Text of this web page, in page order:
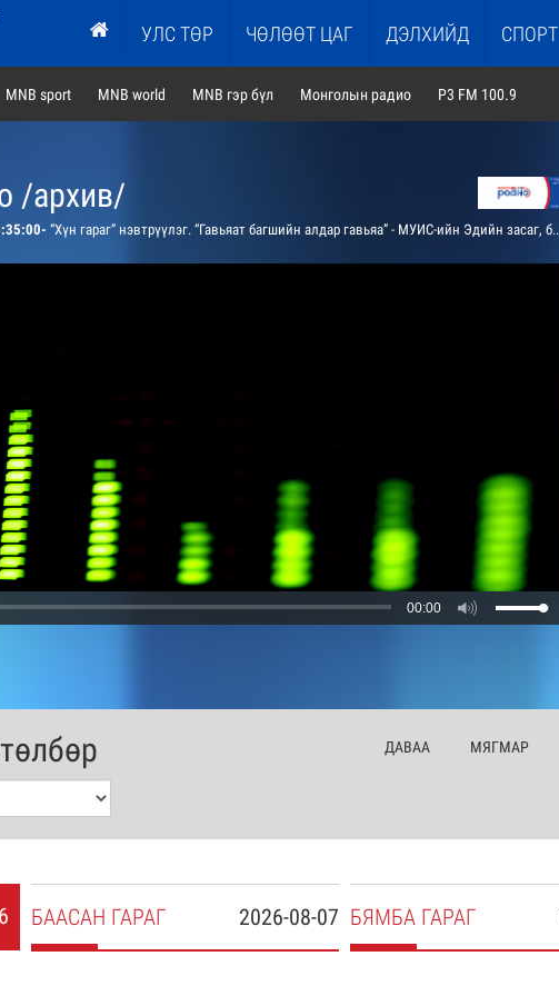
УЛС ТӨР ЧӨЛӨӨТ ЦАГ ДЭЛХИЙД СПОРТ
MNB sport MNB world MNB гэр бүл Монголын радио P3 FM 100.9
/архив/
“Хүн гараг” нэвтрүүлэг. “Гавьяат багшийн алдар гавьяа” - МУИС-ийн Эдийн засаг, бизнесийн сургуулийн ахмад багш, доктор, профессор Цэвэгжавын Цэвээний тухай хөрөг
00:00
ДАВАА МЯГМАР
2026-08-07
БААСАН ГАРАГ БЯМБА ГАРАГ